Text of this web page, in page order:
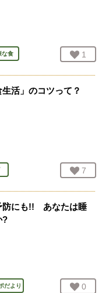
な食 お気
1
生活」のコツって？
お気
7
防にも!! あなたは睡
?
だより お気
0